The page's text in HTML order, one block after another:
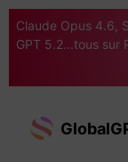
Claude Opus 4.6,
GPT 5.2...tous sur